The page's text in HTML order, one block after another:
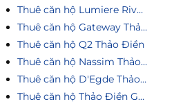
Thuê căn hộ Lumiere Riverside
Thuê căn hộ Gateway Thảo Điền
Thuê căn hộ Q2 Thảo Điền
Thuê căn hộ Nassim Thảo Điền
Thuê căn hộ D'Egde Thảo Điền
Thuê căn hộ Thảo Điền Green